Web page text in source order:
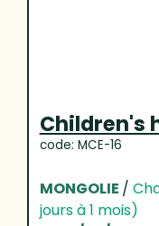
Children's
code: MCE-16
MONGOLIE /
jours à 1 mois)